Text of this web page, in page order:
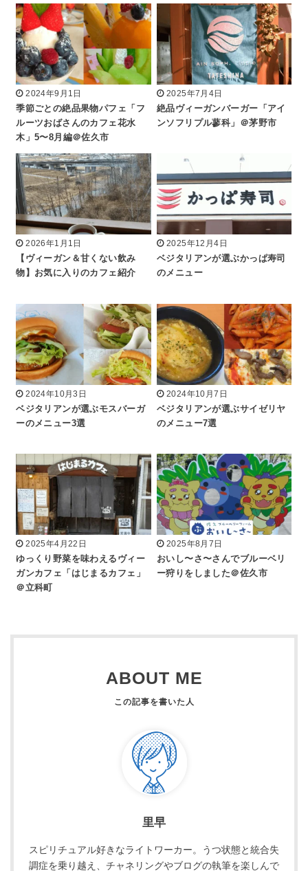
2024年9月1日
季節ごとの絶品果物パフェ「フ
ルーツおばさんのカフェ花水
木」5〜8月編＠佐久市
2025年7月4日
絶品ヴィーガンバーガー「アイ
ンソフリプル蓼科」＠茅野市
2026年1月1日
【ヴィーガン＆甘くない飲み
物】お気に入りのカフェ紹介
2025年12月4日
ベジタリアンが選ぶかっぱ寿司
のメニュー
2024年10月3日
ベジタリアンが選ぶモスバーガ
ーのメニュー3選
2024年10月7日
ベジタリアンが選ぶサイゼリヤ
のメニュー7選
2025年4月22日
ゆっくり野菜を味わえるヴィー
ガンカフェ「はじまるカフェ」
＠立科町
2025年8月7日
おいし〜さ〜さんでブルーベリ
ー狩りをしました＠佐久市
ABOUT ME
里早
スピリチュアル好きなライトワーカー。うつ状態と統合失
調症を乗り越え、チャネリングやブログの執筆を楽しんで